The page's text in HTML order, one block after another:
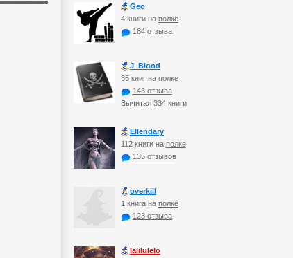
Geo
4 книги на полке
184 отзыва
J_Blood
35 книг на полке
143 отзыва
Вычитал 334 книги
Ellendary
112 книги на полке
135 отзывов
оverkill
1 книга на полке
123 отзыва
lalilulelo